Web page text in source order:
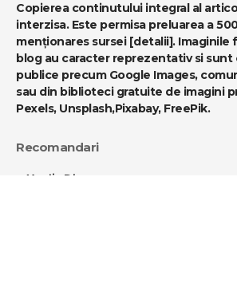
Copierea continutului integral al
interzisa. Este permisa preluarea a
menționares sursei [detalii]. Imaginile
blog au caracter reprezentativ si
publice precum Google Images,
sau din biblioteci gratuite de imagini
Pexels, Unsplash,Pixabay, FreePik.
Recomandari
MediaBlog